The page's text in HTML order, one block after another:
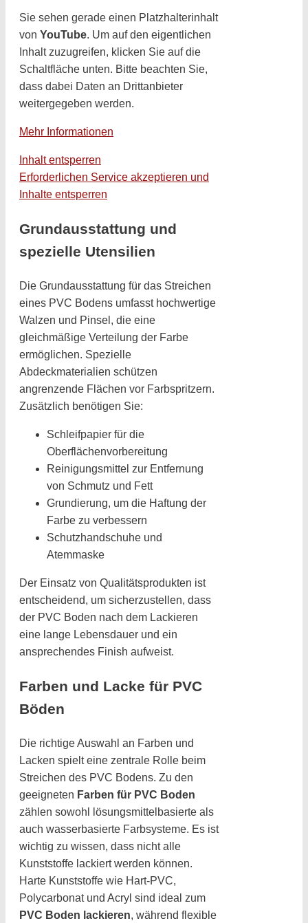
Sie sehen gerade einen Platzhalterinhalt
von YouTube. Um auf den eigentlichen
Inhalt zuzugreifen, klicken Sie auf die
Schaltfläche unten. Bitte beachten Sie,
dass dabei Daten an Drittanbieter
weitergegeben werden.
Mehr Informationen
Inhalt entsperren
Erforderlichen Service akzeptieren und
Inhalte entsperren
Grundausstattung und
spezielle Utensilien
Die Grundausstattung für das Streichen
eines PVC Bodens umfasst hochwertige
Walzen und Pinsel, die eine
gleichmäßige Verteilung der Farbe
ermöglichen. Spezielle
Abdeckmaterialien schützen
angrenzende Flächen vor Farbspritzern.
Zusätzlich benötigen Sie:
Schleifpapier für die
Oberflächenvorbereitung
Reinigungsmittel zur Entfernung
von Schmutz und Fett
Grundierung, um die Haftung der
Farbe zu verbessern
Schutzhandschuhe und
Atemmaske
Der Einsatz von Qualitätsprodukten ist
entscheidend, um sicherzustellen, dass
der PVC Boden nach dem Lackieren
eine lange Lebensdauer und ein
ansprechendes Finish aufweist.
Farben und Lacke für PVC
Böden
Die richtige Auswahl an Farben und
Lacken spielt eine zentrale Rolle beim
Streichen des PVC Bodens. Zu den
geeigneten Farben für PVC Boden
zählen sowohl lösungsmittelbasierte als
auch wasserbasierte Farbsysteme. Es ist
wichtig zu wissen, dass nicht alle
Kunststoffe lackiert werden können.
Harte Kunststoffe wie Hart-PVC,
Polycarbonat und Acryl sind ideal zum
PVC Boden lackieren, während flexible